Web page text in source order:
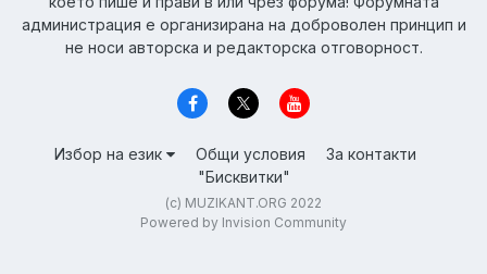
администрация е организирана на доброволен принцип и
не носи авторска и редакторска отговорност.
Избор на език Общи условия
За контакти
"Бисквитки"
(c) MUZIKANT.ORG 2022
Powered by Invision Community